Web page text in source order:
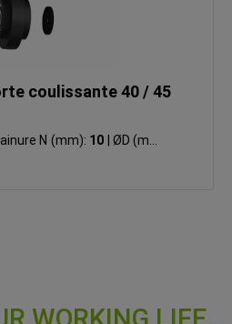
coulissante 40 / 45
N (mm): 10
ØD (mm):